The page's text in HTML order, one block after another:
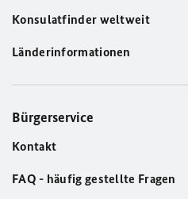
Konsulatfinder weltweit
Länderinformationen
Bürgerservice
Kontakt
FAQ - häufig gestellte Fragen